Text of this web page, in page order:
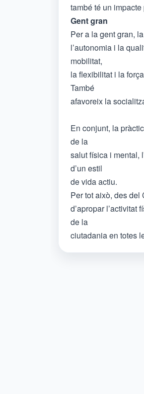
també té un impacte
Gent gran
Per a la gent gran,
l’autonomia i la
mobilitat,
la flexibilitat i la
També
afavoreix la
En conjunt, la
de la
salut física i mental,
d’un estil
de vida actiu.
Per tot això, des
d’apropar
de la
ciutadania en totes